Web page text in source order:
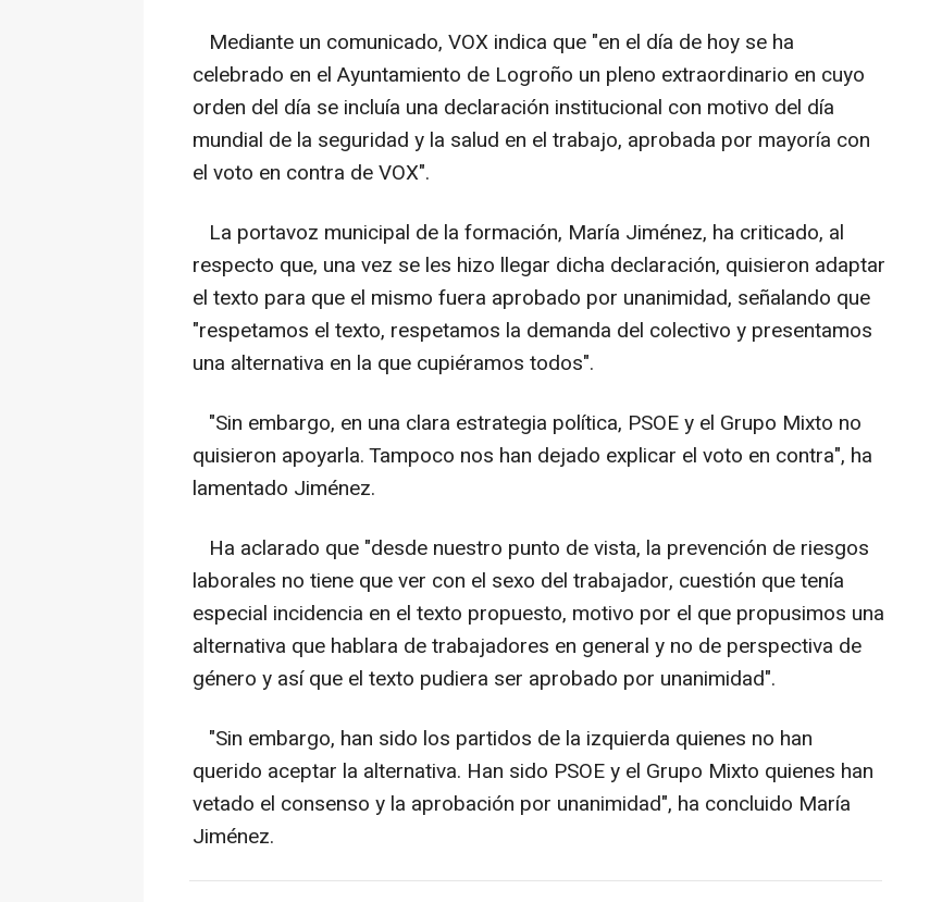
Mediante un comunicado, VOX indica que "en el día de hoy se ha
celebrado en el Ayuntamiento de Logroño un pleno extraordinario en cuyo
orden del día se incluía una declaración institucional con motivo del día
mundial de la seguridad y la salud en el trabajo, aprobada por mayoría con
el voto en contra de VOX".
La portavoz municipal de la formación, María Jiménez, ha criticado, al
respecto que, una vez se les hizo llegar dicha declaración, quisieron adaptar
el texto para que el mismo fuera aprobado por unanimidad, señalando que
"respetamos el texto, respetamos la demanda del colectivo y presentamos
una alternativa en la que cupiéramos todos".
"Sin embargo, en una clara estrategia política, PSOE y el Grupo Mixto no
quisieron apoyarla. Tampoco nos han dejado explicar el voto en contra", ha
lamentado Jiménez.
Ha aclarado que "desde nuestro punto de vista, la prevención de riesgos
laborales no tiene que ver con el sexo del trabajador, cuestión que tenía
especial incidencia en el texto propuesto, motivo por el que propusimos una
alternativa que hablara de trabajadores en general y no de perspectiva de
género y así que el texto pudiera ser aprobado por unanimidad".
"Sin embargo, han sido los partidos de la izquierda quienes no han
querido aceptar la alternativa. Han sido PSOE y el Grupo Mixto quienes han
vetado el consenso y la aprobación por unanimidad", ha concluido María
Jiménez.